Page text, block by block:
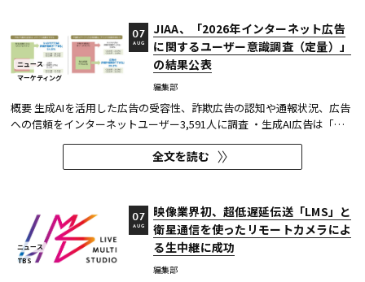
ニュース
マーケティング
JIAA、「2026年インターネット広告
に関するユーザー意識調査（定量）」
の結果公表
編集部
07
AUG
概要 生成AIを活用した広告の受容性、詐欺広告の認知や通報状況、広告
への信頼をインターネットユーザー3,591人に調査 ・生成AI広告は「条
件が整えば活用してよい」が52.0%。AI活用の明示や権利処理など、透
明性への配慮が受容の前提になる。 ・詐欺広告は各タイプとも70％の認
知があり、過去1年以内の接触経験は10～20％台。一方、通報経...
全文を読む
ニュース
TBS
映像業界初、超低遅延伝送「LMS」と
衛星通信を使ったリモートカメラによ
る生中継に成功
編集部
07
AUG